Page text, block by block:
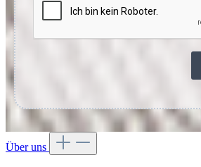
Über uns